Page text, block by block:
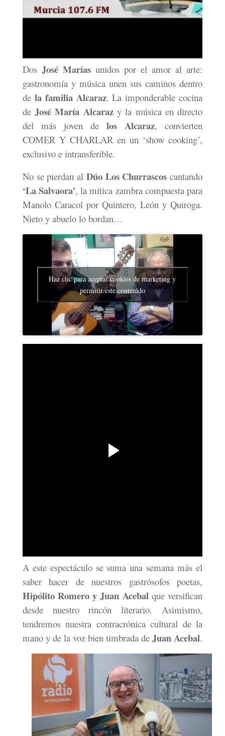
Dos José Maríasunidos por el amor al arte:
gastronomía y música unen sus caminos dentro
de la familia Alcaraz. La imponderable cocina
deJosé María Alcarazy la música en directo
del más joven de los Alcaraz, convierten
COMER Y CHARLAR en un ‘show cooking’,
exclusivo e intransferible.
No se pierdan al Dúo Los Churrascos cantando
‘La Salvaora’, la mítica zambra compuesta para
Manolo Caracol por Quintero, León y Quiroga.
Nieto y abuelo lo bordan…
Haz clic para aceptar cookies de marketing y
permitir este contenido
A este espectáculo se suma una semana más el
saber hacer de nuestros gastrósofos poetas,
Hipólito Romero y Juan Acebal que versifican
desde nuestro rincón literario. Asimismo,
tendremos nuestra contracrónica cultural de la
mano y de la voz bien timbrada de Juan Acebal.